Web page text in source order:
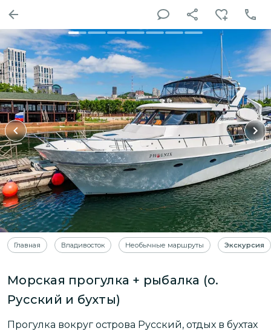
Главная Владивосток Необычные маршруты Экскурсия
Морская прогулка + рыбалка (о.
Русский и бухты)
Прогулка вокруг острова Русский, отдых в бухтах